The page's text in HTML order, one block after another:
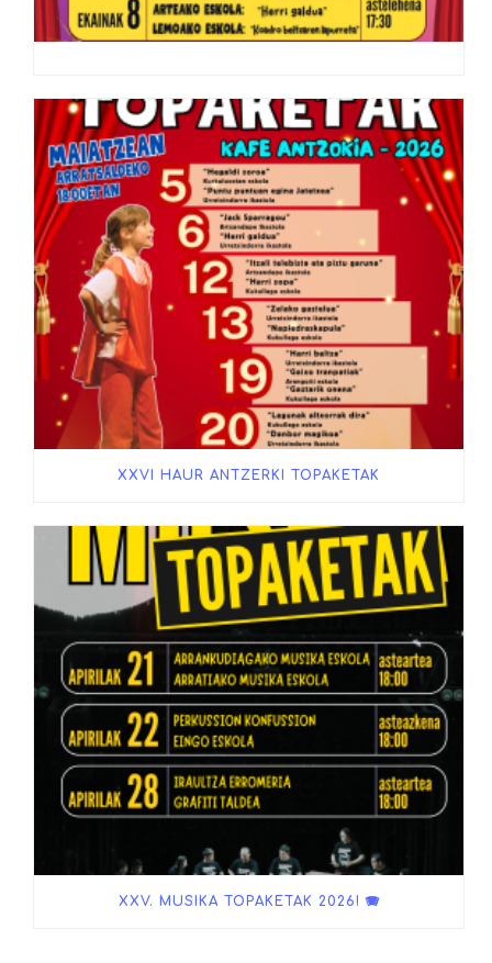
XXVI HAUR ANTZERKI TOPAKETAK
XXV. MUSIKA TOPAKETAK 2026! 🪗